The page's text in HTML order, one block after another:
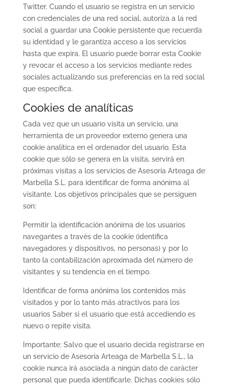
Twitter. Cuando el usuario se registra en un servicio
con credenciales de una red social, autoriza a la red
social a guardar una Cookie persistente que recuerda
su identidad y le garantiza acceso a los servicios
hasta que expira. El usuario puede borrar esta Cookie
y revocar el acceso a los servicios mediante redes
sociales actualizando sus preferencias en la red social
que específica.
Cookies de analíticas
Cada vez que un usuario visita un servicio, una
herramienta de un proveedor externo genera una
cookie analítica en el ordenador del usuario. Esta
cookie que sólo se genera en la visita, servirá en
próximas visitas a los servicios de Asesoría Arteaga de
Marbella S.L. para identificar de forma anónima al
visitante. Los objetivos principales que se persiguen
son:
Permitir la identificación anónima de los usuarios
navegantes a través de la cookie (identifica
navegadores y dispositivos, no personas) y por lo
tanto la contabilización aproximada del número de
visitantes y su tendencia en el tiempo.
Identificar de forma anónima los contenidos más
visitados y por lo tanto más atractivos para los
usuarios Saber si el usuario que está accediendo es
nuevo o repite visita.
Importante: Salvo que el usuario decida registrarse en
un servicio de Asesoría Arteaga de Marbella S.L., la
cookie nunca irá asociada a ningún dato de carácter
personal que pueda identificarle. Dichas cookies sólo